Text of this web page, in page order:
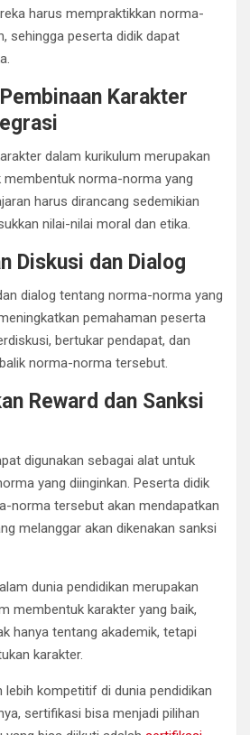
harus mempraktikkan norma-
sehingga peserta didik dapat
Karakter
dalam kurikulum merupakan
membentuk norma-norma yang
harus dirancang sedemikian
nilai-nilai moral dan etika.
Diskusi dan Dialog
dialog tentang norma-norma yang
pemahaman peserta
bertukar pendapat, dan
norma-norma tersebut.
Reward dan Sanksi
digunakan sebagai alat untuk
yang diinginkan. Peserta didik
norma tersebut akan mendapatkan
melanggar akan dikenakan sanksi
dunia pendidikan merupakan
membentuk karakter yang baik,
hanya tentang akademik, tetapi
karakter.
lebih kompetitif di dunia pendidikan
sertifikasi bisa menjadi pilihan